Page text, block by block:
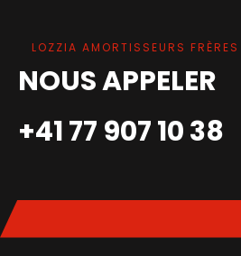
LOZZIA AMORTISSEURS
NOUS APPELER
+41 77 907 10 38